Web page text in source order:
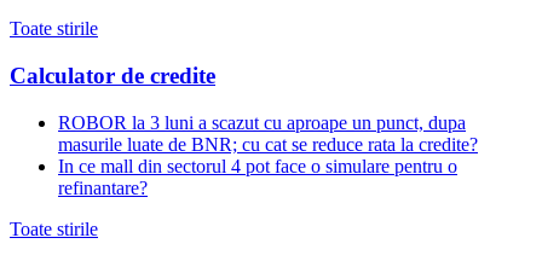
Toate stirile
Calculator de credite
ROBOR la 3 luni a scazut cu aproape un punct, dupa
masurile luate de BNR; cu cat se reduce rata la credite?
In ce mall din sectorul 4 pot face o simulare pentru o
refinantare?
Toate stirile